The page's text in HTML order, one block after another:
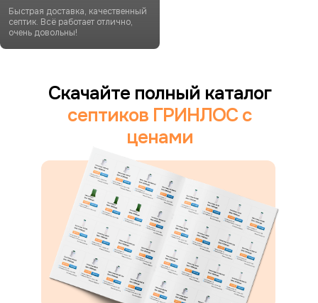
Быстрая доставка, качественный
септик. Всё работает отлично,
очень довольны!
Скачайте полный каталог
септиков ГРИНЛОС с
ценами